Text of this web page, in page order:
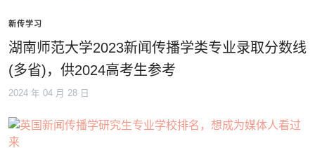
新传学习
湖南师范大学2023新闻传播学类专业录取分数线
(多省)，供2024高考生参考
2024 年 04 月 28 日